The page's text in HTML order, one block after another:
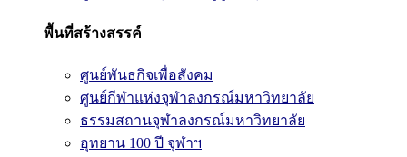
พื้นที่สร้างสรรค์
ศูนย์พันธกิจเพื่อสังคม
ศูนย์กีฬาแห่งจุฬาลงกรณ์มหาวิทยาลัย
ธรรมสถานจุฬาลงกรณ์มหาวิทยาลัย
อุทยาน 100 ปี จุฬาฯ